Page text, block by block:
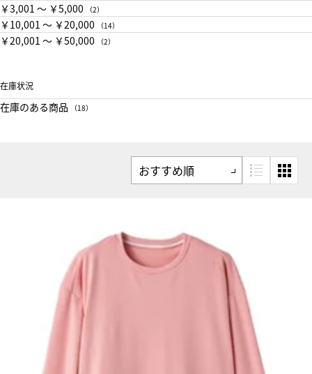
￥3,001 〜 ￥5,000 （2）
￥10,001 〜 ￥20,000 （14）
￥20,001 〜 ￥50,000 （2）
在庫状況
在庫のある商品 （18）